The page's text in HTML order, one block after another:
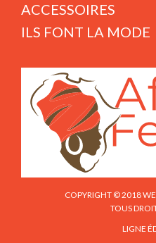
ACCESSOIRES
ILS FONT LA MODE
COPYRIGHT © 2018
TOUS
LIGNE